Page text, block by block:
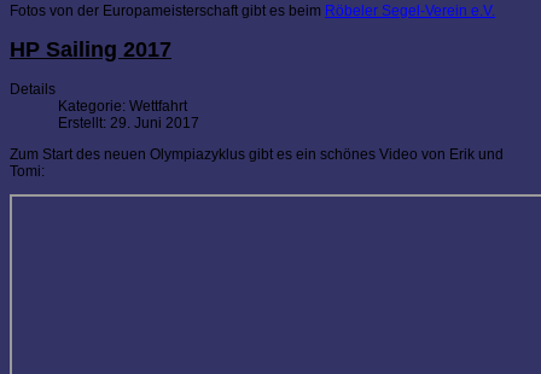
Fotos von der Europameisterschaft gibt es beim Röbeler Segel-Verein e.V.
HP Sailing 2017
Details
Kategorie: Wettfahrt
Erstellt: 29. Juni 2017
Zum Start des neuen Olympiazyklus gibt es ein schönes Video von Erik und
Tomi: